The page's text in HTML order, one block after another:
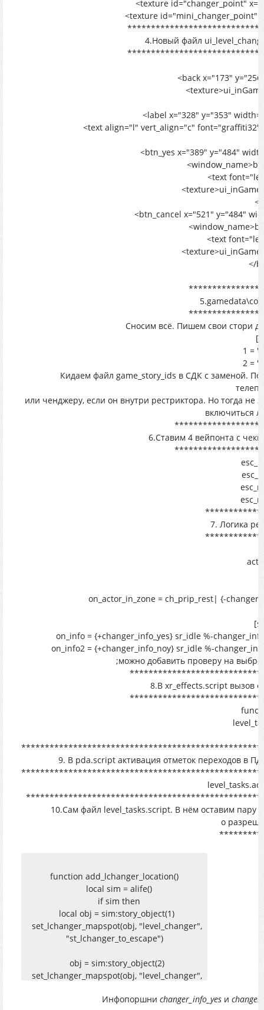
<texture id="changer_point"
<texture id="mini_changer_point"
4.Новый файл
<back x="173"
<label x="328" y="353"
<text align="l" vert_align="c" font="graffiti32"
<btn_yes x="389" y="484"
<text
</
<btn_cancel x="521" y="484"
<text
</
Сносим всё. Пишем свои стори
1 =
2 =
Кидаем файл game_story_ids в СДК с заменой.
или ченджеру, если он внутри рестриктора. Но тогда
включиться
6.Ставим 4 вейпонта с
7. Логика
on_actor_in_zone = ch_prip_rest| {-
on_info = {+changer_info_yes} sr_idle %-
on_info2 = {+changer_info_noy} sr_idle %-
;можно добавить проверу на
8.В xr_effects.script вызов
9. В pda.script активация отметок переходов в
10.Сам файл level_tasks.script. В нём оставим пару
о
function add_lchanger_location()
local sim = alife()
if sim then
local obj = sim:story_object(1)
set_lchanger_mapspot(obj, "level_changer",
"st_lchanger_to_escape")
obj = sim:story_object(2)
set_lchanger_mapspot(obj, "level_changer",
end
Инфопоршни changer_info_yesи